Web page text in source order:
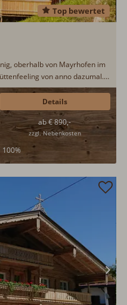
Top bewertet
oberhalb von Mayrhofen im
von anno dazumal.
das Zillertal gibt es obendrauf.
Platz gibt es für acht
100%
ab € 890,-
zzgl. Nebenkosten
Details